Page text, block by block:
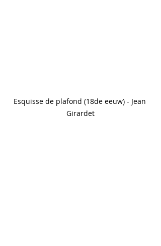
Esquisse de plafond (18de eeuw) - Jean
Girardet